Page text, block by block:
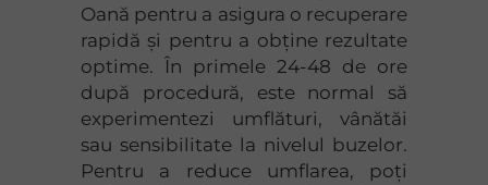
Oană pentru a asigura o recuperare
rapidă și pentru a obține rezultate
optime. În primele 24-48 de ore
după procedură, este normal să
experimentezi umflături, vânătăi
sau sensibilitate la nivelul buzelor.
Pentru a reduce umflarea, poți